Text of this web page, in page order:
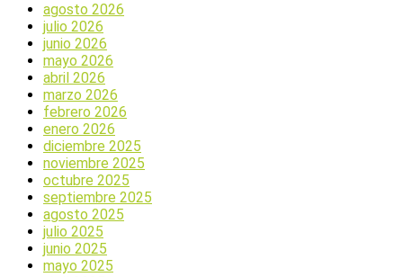
agosto 2026
julio 2026
junio 2026
mayo 2026
abril 2026
marzo 2026
febrero 2026
enero 2026
diciembre 2025
noviembre 2025
octubre 2025
septiembre 2025
agosto 2025
julio 2025
junio 2025
mayo 2025